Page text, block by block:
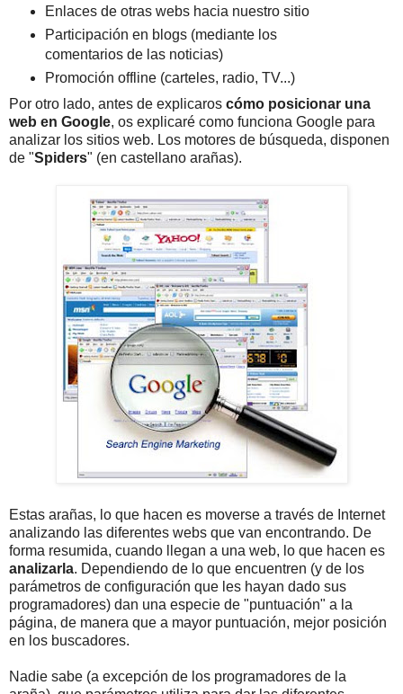
Enlaces de otras webs hacia nuestro sitio
Participación en blogs (mediante los
comentarios de las noticias)
Promoción offline (carteles, radio, TV...)
Por otro lado, antes de explicaros cómo posicionar una
web en Google, os explicaré como funciona Google para
analizar los sitios web. Los motores de búsqueda, disponen
de "Spiders" (en castellano arañas).
Estas arañas, lo que hacen es moverse a través de Internet
analizando las diferentes webs que van encontrando. De
forma resumida, cuando llegan a una web, lo que hacen es
analizarla. Dependiendo de lo que encuentren (y de los
parámetros de configuración que les hayan dado sus
programadores) dan una especie de "puntuación" a la
página, de manera que a mayor puntuación, mejor posición
en los buscadores.
Nadie sabe (a excepción de los programadores de la